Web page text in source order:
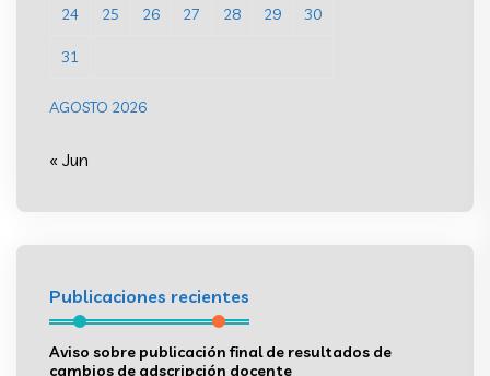
AGOSTO 2026
24 25 26 27 28 29 30
31
« Jun
Publicaciones recientes
Aviso sobre publicación final de resultados de
cambios de adscripción docente